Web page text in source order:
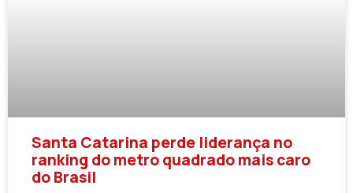
Santa Catarina perde liderança no
ranking do metro quadrado mais caro
do Brasil